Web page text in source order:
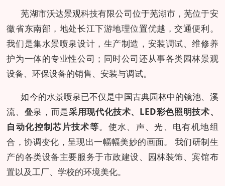
芜湖市沃达景观科技有限公司位于芜湖市，芜位于安
徽省东南部，地处长江下游地理位置优越，交通便利。
我们是集水景喷泉设计，生产制造，安装调试、维修养
护为一体的专业性公司；同时公司还从事各类园林景观
设备、环保设备的销售、安装与调试。
如今的水景喷泉已不仅是中国古典园林中的镜池、溪
流、叠泉，而是采用现代化技术、LED彩色照明技术、
自动化控制芯片技术等。使水、声、光、电有机地组
合，协调变化，呈现出一幅幅美妙的画面。 我们研制生
产的各类设备主要服务于市政建设、园林装饰、宾馆布
置以及工厂、学校的环境美化。